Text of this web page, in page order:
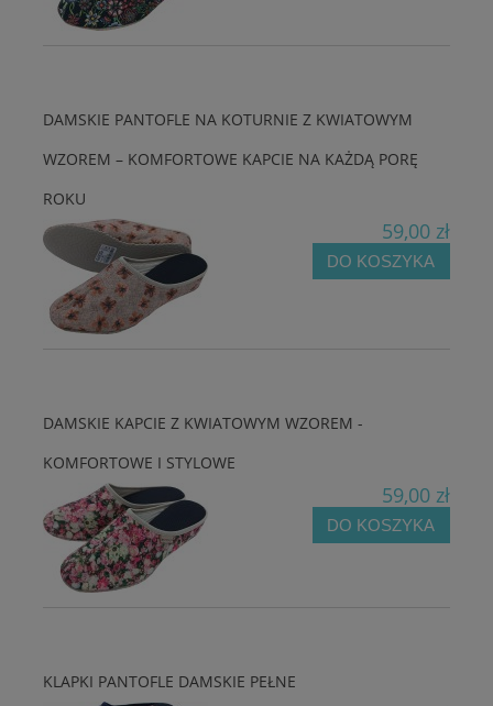
DAMSKIE PANTOFLE NA KOTURNIE Z KWIATOWYM
WZOREM – KOMFORTOWE KAPCIE NA KAŻDĄ PORĘ
ROKU
59,00 zł
DO KOSZYKA
DAMSKIE KAPCIE Z KWIATOWYM WZOREM -
KOMFORTOWE I STYLOWE
59,00 zł
DO KOSZYKA
KLAPKI PANTOFLE DAMSKIE PEŁNE